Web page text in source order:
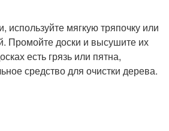
используйте мягкую тряпочку или
Промойте доски и высушите их
есть грязь или пятна,
средство для очистки дерева.